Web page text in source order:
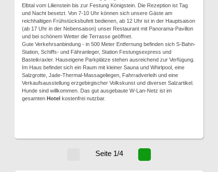
Elbtal vom Lilienstein bis zur Festung Königstein. Die Rezeption ist Tag
und Nacht besetzt. Von 7-10 Uhr können sich unsere Gäste am
reichhaltigen Frühstücksbufett bedienen, ab 12 Uhr ist in der Hauptsaison
(ab 17 Uhr in der Nebensaison) unser Restaurant mit Panorama-Pavillon
und bei schönem Wetter die Terrasse geöffnet.
Gute Verkehrsanbindung - in 500 Meter Entfernung befinden sich S-Bahn-
Station, Schiffs- und Fähranleger, Station Festungsexpress und
Basteikraxler. Hauseigene Parkplätze stehen ausreichend zur Verfügung.
Im Haus befindet sich ein Raum mit kleiner Sauna und Whirlpool, eine
Salzgrotte, Jade-Thermal-Massageliegen, Fahrradverleih und eine
Verkaufsausstellung erzgebirgischer Volkskunst und diverser Salzartikel.
Hunde sind willkommen. Das gut ausgebaute W-Lan-Netz ist im
gesamten Hotel kostenfrei nutzbar.
Seite 1/4